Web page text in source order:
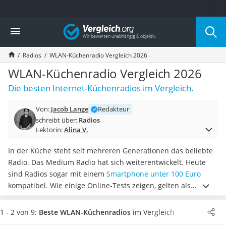
Die beliebtesten Vergleiche nach Kategorie
Elektronik
Powerstation
Monitor 32 Zoll 4K
Fernseher
Drucker
Desktop-PC
Diascanner
Laser-Multifunktionsdrucker
Powerstation mit Solarpanel
Gaming-PC
Soundbar
17-Zoll-Laptop
Satellitenschüssel
Gaming-Headset
Vergleich
Radios WLAN-Küchenradio Vergleich 2026
WLAN-Küchenradio Vergleich 2026
Die besten Internet-Küchenradios im Vergleich.
Von: Jacob Lange
Redakteur
schreibt über: Radios
Lektorin:Alina V.
In der Küche steht seit mehreren Generationen das beliebte
Radio. Das Medium Radio hat sich weiterentwickelt. Heute
sind Radios sogar mit einem Smartphone unter 100 Euro
kompatibel. Wie einige Online-Tests zeigen, gelten als
besonders beliebt Wlan-Küchenradios mit Spotify-
Kompatibilität .Wählen Sie jetzt aus unserer
1 - 2 von 9: Beste WLAN-Küchenradios im Vergleich